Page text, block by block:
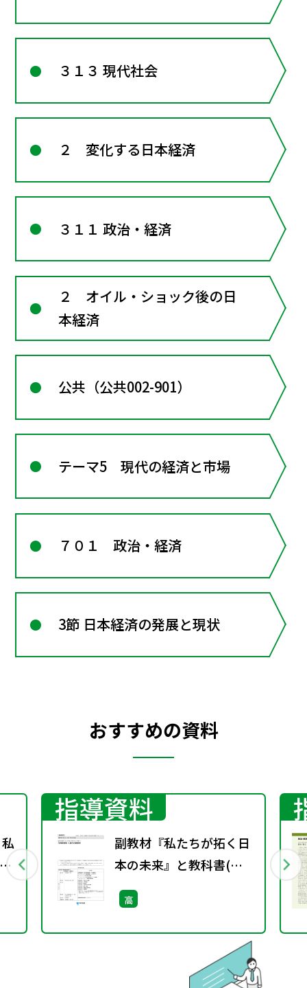
３１３ 現代社会
２ 変化する日本経済
３１１ 政治・経済
２ オイル・ショック後の日
本経済
公共（公共002-901）
テーマ5 現代の経済と市場
７０１ 政治・経済
3節 日本経済の発展と現状
おすすめの資料
指導資料
副教材『私たちが拓く日
本の未来』と教科書(現
社313)を用いた「主権者
教育」に関する指導資料
（平成30年改訂版）
高